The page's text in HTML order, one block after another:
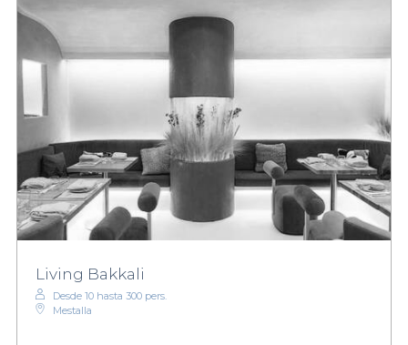
Living Bakkali
Desde 10 hasta 300 pers.
Mestalla